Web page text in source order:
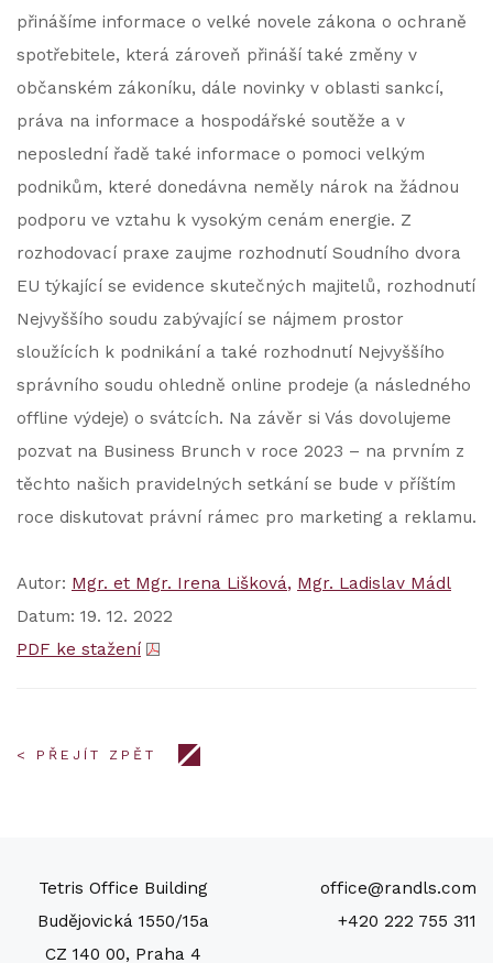
přinášíme informace o velké novele zákona o ochraně
spotřebitele, která zároveň přináší také změny v
občanském zákoníku, dále novinky v oblasti sankcí,
práva na informace a hospodářské soutěže a v
neposlední řadě také informace o pomoci velkým
podnikům, které donedávna neměly nárok na žádnou
podporu ve vztahu k vysokým cenám energie. Z
rozhodovací praxe zaujme rozhodnutí Soudního dvora
EU týkající se evidence skutečných majitelů, rozhodnutí
Nejvyššího soudu zabývající se nájmem prostor
sloužících k podnikání a také rozhodnutí Nejvyššího
správního soudu ohledně online prodeje (a následného
offline výdeje) o svátcích. Na závěr si Vás dovolujeme
pozvat na Business Brunch v roce 2023 – na prvním z
těchto našich pravidelných setkání se bude v příštím
roce diskutovat právní rámec pro marketing a reklamu.
Autor: Mgr. et Mgr. Irena Lišková Mgr. Ladislav Mádl
Datum: 19. 12. 2022
PDF ke stažení
< PŘEJÍT ZPĚT
Tetris Office Building
Budějovická 1550/15a
CZ 140 00, Praha 4
office@randls.com
+420 222 755 311